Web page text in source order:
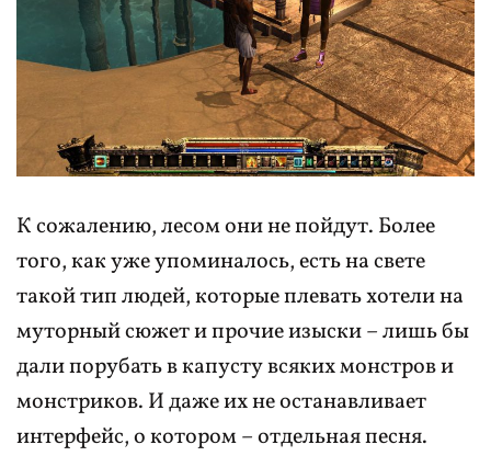
К сожалению, лесом они не пойдут. Более
того, как уже упоминалось, есть на свете
такой тип людей, которые плевать хотели на
муторный сюжет и прочие изыски – лишь бы
дали порубать в капусту всяких монстров и
монстриков. И даже их не останавливает
интерфейс, о котором – отдельная песня.